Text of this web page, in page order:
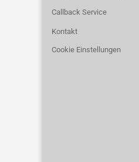
Callback Service
Kontakt
Cookie Einstellungen